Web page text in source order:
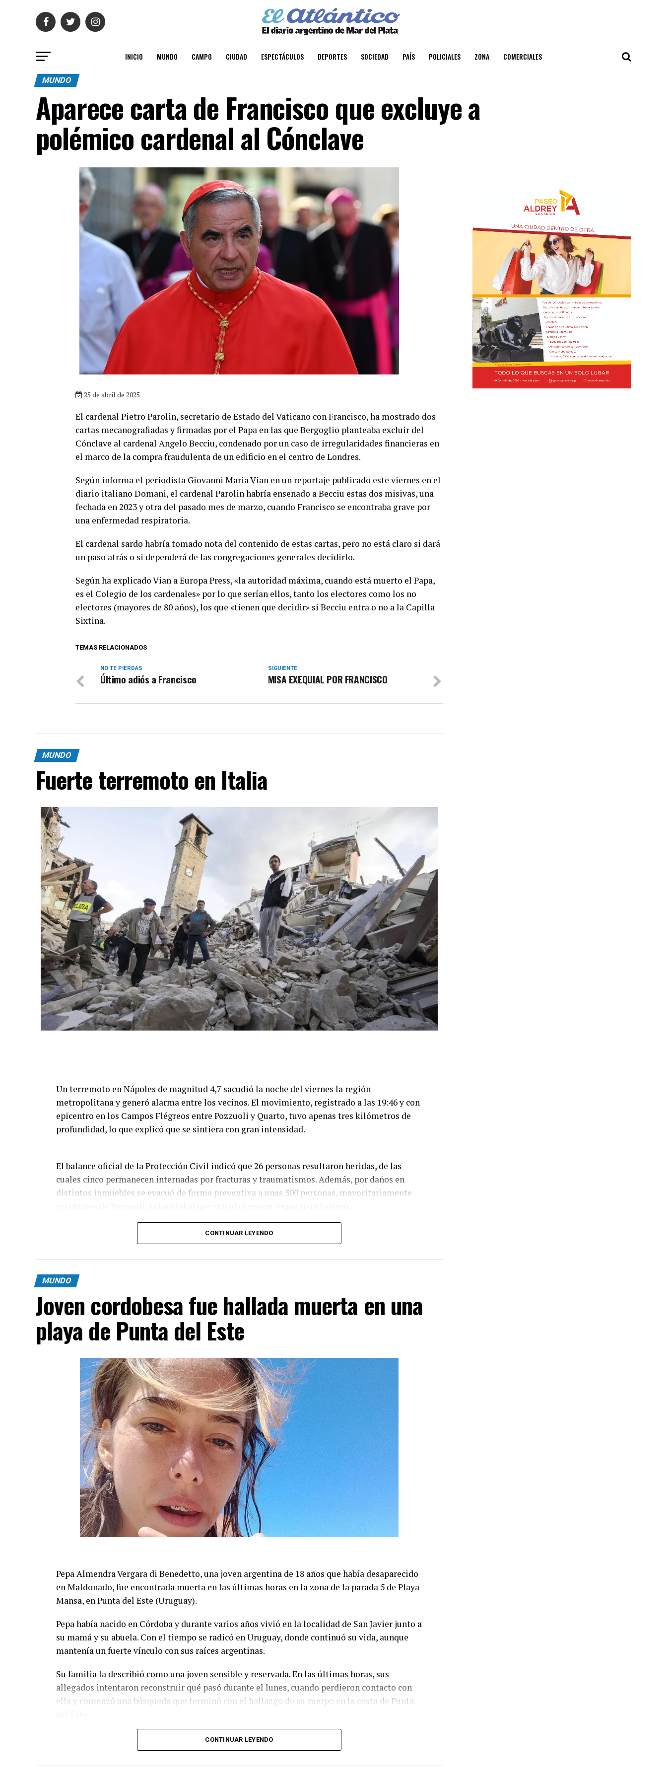
INICIO MUNDO CAMPO CIUDAD ESPECTÁCULOS DEPORTES SOCIEDAD PAÍS POLICIALES ZONA COMERCIALES
MUNDO
Aparece carta de Francisco que excluye a
polémico cardenal al Cónclave
25 de abril de 2025
El cardenal Pietro Parolin, secretario de Estado del Vaticano con Francisco, ha mostrado dos
cartas mecanografiadas y firmadas por el Papa en las que Bergoglio planteaba excluir del
Cónclave al cardenal Angelo Becciu, condenado por un caso de irregularidades financieras en
el marco de la compra fraudulenta de un edificio en el centro de Londres.
Según informa el periodista Giovanni Maria Vian en un reportaje publicado este viernes en el
diario italiano Domani, el cardenal Parolin habría enseñado a Becciu estas dos misivas, una
fechada en 2023 y otra del pasado mes de marzo, cuando Francisco se encontraba grave por
una enfermedad respiratoria.
El cardenal sardo habría tomado nota del contenido de estas cartas, pero no está claro si dará
un paso atrás o si dependerá de las congregaciones generales decidirlo.
Según ha explicado Vian a Europa Press, «la autoridad máxima, cuando está muerto el Papa,
es el Colegio de los cardenales» por lo que serían ellos, tanto los electores como los no
electores (mayores de 80 años), los que «tienen que decidir» si Becciu entra o no a la Capilla
Sixtina.
TEMAS RELACIONADOS
SIGUIENTE
MISA EXEQUIAL POR FRANCISCO
NO TE PIERDAS
Último adiós a Francisco
MUNDO
Fuerte terremoto en Italia
Un terremoto en Nápoles de magnitud 4,7 sacudió la noche del viernes la región
metropolitana y generó alarma entre los vecinos. El movimiento, registrado a las 19:46 y con
epicentro en los Campos Flégreos entre Pozzuoli y Quarto, tuvo apenas tres kilómetros de
profundidad, lo que explicó que se sintiera con gran intensidad.
El balance oficial de la Protección Civil indicó que 26 personas resultaron heridas, de las
cuales cinco permanecen internadas por fracturas y traumatismos. Además, por daños en
distintos inmuebles se evacuó de forma preventiva a unas 300 personas, mayoritariamente
Las imágenes que circularon muestran desprendimientos de rocas y pilas de escombros; en
Pozzuoli parte de una construcción se vino abajo sobre vehículos estacionados y quedó
envuelta en polvo. En Bacoli se reportaron derrumbes parciales de fachadas y paredes
inhabitables.
Durante la mañana siguiente, los bomberos mantuvieron un operativo de inspección para
evaluar grietas, desprendimientos de revestimientos y posibles riesgos de colapso. Las
tareas priorizaron los inmuebles con daños visibles antes de autorizar el regreso de los
vecinos, mientras se aseguraba que las estructuras no presentaran peligro inminente para
quienes viven en la zona.
El ministro de Protección Civil, Nello Musumeci, advirtió sobre la continuidad de la
actividad sísmica y señaló que “nuevos eventos de magnitud superior a 3 podrían seguir
produciéndose”. La declaración dejó en alerta a las autoridades locales, que mantienen el
monitoreo para detectar réplicas y coordinar asistencia donde haga falta.
El episodio ocurrió en los Campos Flégreos, una extensa caldera volcánica considerada la
más grande de Europa, un sector muy vigilado por su actividad subterránea. El INGV
confirmó los datos del sismo y la poca profundidad, factores que explican por qué el
terremoto en Nápoles se sintió con tanta claridad en barrios del área metropolitana.
El prefecto de Nápoles, Michele di Bari, detalló que los evacuados pertenecen a Pozzuoli y
en tanto la población permanece expectante por posibles réplicas.
CONTINUAR LEYENDO
MUNDO
Joven cordobesa fue hallada muerta en una
playa de Punta del Este
Pepa Almendra Vergara di Benedetto, una joven argentina de 18 años que había desaparecido
en Maldonado, fue encontrada muerta en las últimas horas en la zona de la parada 5 de Playa
Mansa, en Punta del Este (Uruguay).
Pepa había nacido en Córdoba y durante varios años vivió en la localidad de San Javier junto a
su mamá y su abuela. Con el tiempo se radicó en Uruguay, donde continuó su vida, aunque
mantenía un fuerte vínculo con sus raíces argentinas.
Su familia la describió como una joven sensible y reservada. En las últimas horas, sus
allegados intentaron reconstruir qué pasó durante el lunes, cuando perdieron contacto con
ella y comenzó una búsqueda que terminó con el hallazgo de su cuerpo en la costa de Punta
CONTINUAR LEYENDO